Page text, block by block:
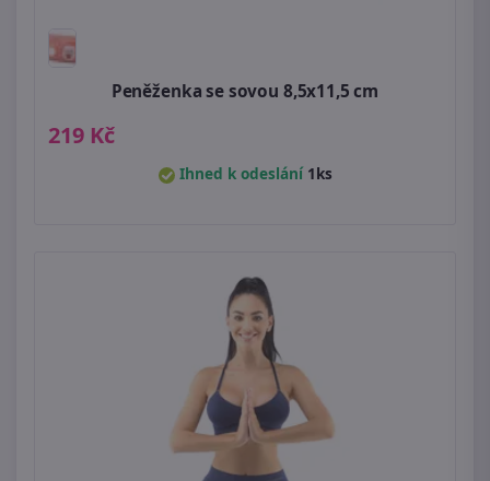
Peněženka se sovou 8,5x11,5 cm
219 Kč
Ihned k odeslání 1ks